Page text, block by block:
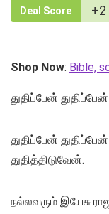
Deal Score +2
Shop Now: Bible,
துதிப்பேன்
துதிப்பேன்
துதித்திடுவேன்.
நல்லவரும் இயேசு